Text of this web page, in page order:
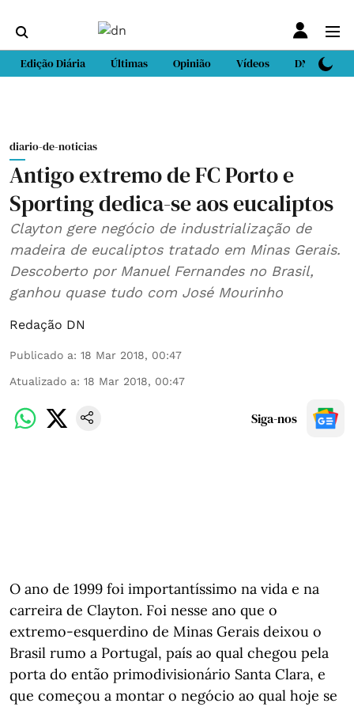
Edição Diária Últimas Opinião Vídeos DN Sport
diario-de-noticias
Antigo extremo de FC Porto e
Sporting dedica-se aos eucaliptos
Clayton gere negócio de industrialização de
madeira de eucaliptos tratado em Minas Gerais.
Descoberto por Manuel Fernandes no Brasil,
ganhou quase tudo com José Mourinho
Redação DN
Publicado a: 18 Mar 2018, 00:47
Atualizado a: 18 Mar 2018, 00:47
Siga-nos
O ano de 1999 foi importantíssimo na vida e na
carreira de Clayton. Foi nesse ano que o
extremo-esquerdino de Minas Gerais deixou o
Brasil rumo a Portugal, país ao qual chegou pela
porta do então primodivisionário Santa Clara, e
que começou a montar o negócio ao qual hoje se